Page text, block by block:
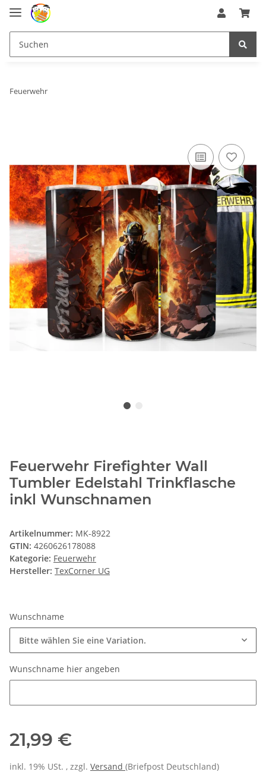
Feuerwehr
Feuerwehr Firefighter Wall
Tumbler Edelstahl Trinkflasche
inkl Wunschnamen
Artikelnummer: MK-8922
GTIN: 4260626178088
Kategorie: Feuerwehr
Hersteller: TexCorner UG
Wunschname
Bitte wählen Sie eine Variation.
Wunschname hier angeben
21,99 €
inkl. 19% USt. , zzgl. Versand (Briefpost Deutschland)